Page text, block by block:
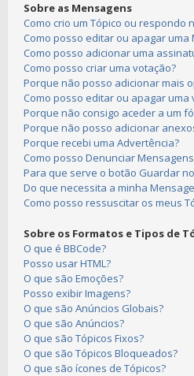
Sobre as Mensagens
Como crio um Tópico ou respondo
Como posso editar ou apagar uma
Como posso adicionar uma
Como posso criar uma votação?
Porque não posso adicionar mais
Como posso editar ou apagar uma
Porque não consigo aceder a um
Porque não posso adicionar
Porque recebi uma Advertência?
Como posso Denunciar
Para que serve o botão Guardar
Do que necessita a minha
Como posso ressuscitar os meus
Sobre os Formatos e Tipos de
O que é BBCode?
Posso usar HTML?
O que são Emoções?
Posso exibir Imagens?
O que são Anúncios Globais?
O que são Anúncios?
O que são Tópicos Fixos?
O que são Tópicos Bloqueados?
O que são ícones de Tópicos?